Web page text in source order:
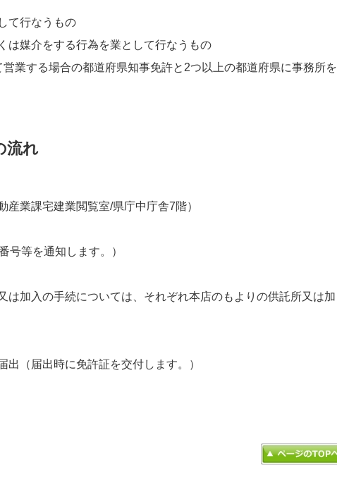
て行なうもの
は媒介をする行為を業として行なうもの
業する場合の都道府県知事免許と2つ以上の都道府県に事務所を
流れ
業課宅建業閲覧室/県庁中庁舎7階）
号等を通知します。）
は加入の手続については、それぞれ本店のもよりの供託所又は加
（届出時に免許証を交付します。）